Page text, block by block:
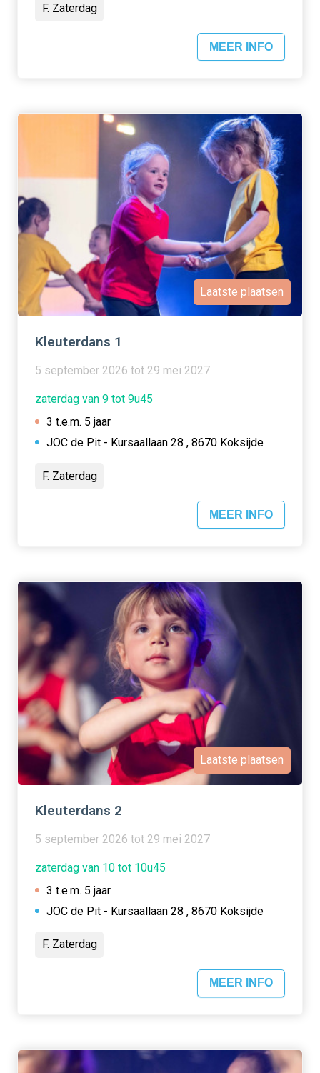
F. Zaterdag
MEER INFO
Laatste plaatsen
Kleuterdans 1
5 september 2026 tot 29 mei 2027
zaterdag van 9 tot 9u45
3 t.e.m. 5 jaar
JOC de Pit - Kursaallaan 28 , 8670 Koksijde
F. Zaterdag
MEER INFO
Laatste plaatsen
Kleuterdans 2
5 september 2026 tot 29 mei 2027
zaterdag van 10 tot 10u45
3 t.e.m. 5 jaar
JOC de Pit - Kursaallaan 28 , 8670 Koksijde
F. Zaterdag
MEER INFO